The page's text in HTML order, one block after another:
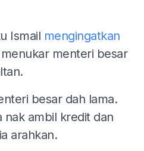
Ismail mengingatkan
menteri besar
besar dah lama.
nak ambil kredit dan
arahkan.